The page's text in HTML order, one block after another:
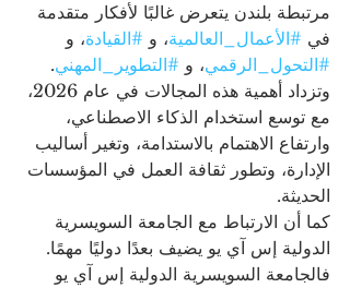
مرتبطة بلندن يتعرض غالبًا لأفكار متقدمة
في #الأعمال_العالمية، و #القيادة، و
#التحول_الرقمي، و #التطوير_المهني.
وتزداد أهمية هذه المجالات في عام 2026،
مع توسع استخدام الذكاء الاصطناعي،
وارتفاع الاهتمام بالاستدامة، وتغير أساليب
الإدارة، وتطور ثقافة العمل في المؤسسات
الحديثة.
كما أن الارتباط مع الجامعة السويسرية
الدولية إس آي يو يضيف بعدًا دوليًا مهمًا.
فالجامعة السويسرية الدولية إس آي يو